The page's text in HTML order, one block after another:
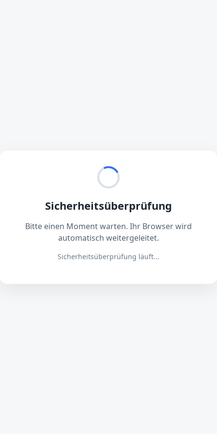
Sicherheitsüberprüfung
Bitte einen Moment warten. Ihr Browser wird
automatisch weitergeleitet.
Sicherheitsüberprüfung läuft...